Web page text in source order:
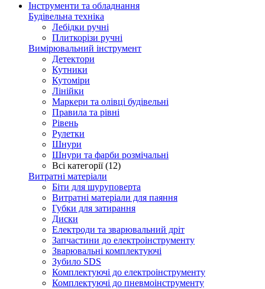
Інструменти та обладнання
Будівельна техніка
Лебідки ручні
Плиткорізи ручні
Вимірювальний інструмент
Детектори
Кутники
Кутоміри
Лінійки
Маркери та олівці будівельні
Правила та рівні
Рівень
Рулетки
Шнури
Шнури та фарби розмічальні
Всі категорії (12)
Витратні матеріали
Біти для шуруповерта
Витратні матеріали для паяння
Губки для затирання
Диски
Електроди та зварювальний дріт
Запчастини до електроінструменту
Зварювальні комплектуючі
Зубило SDS
Комплектуючі до електроінструменту
Комплектуючі до пневмоінструменту